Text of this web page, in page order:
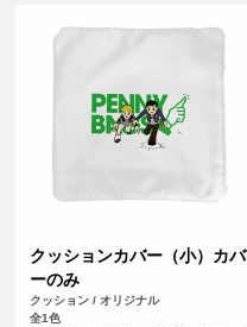
クッションカバー（小）カバ
ーのみ
クッション / オリジナル
全1色